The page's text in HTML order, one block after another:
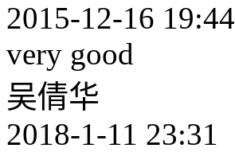
2015-12-16 19:44
very good
吴倩华
2018-1-11 23:31